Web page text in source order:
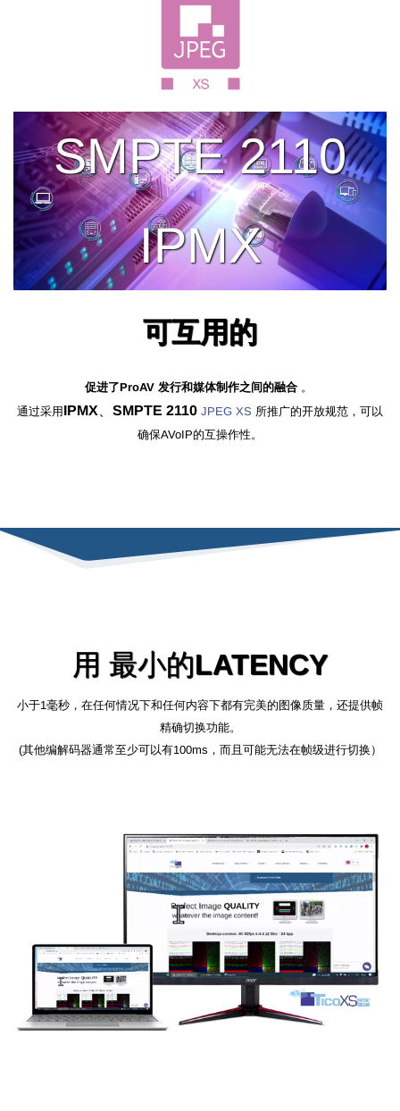
SMPTE 2110
IPMX
可互用的
促进了ProAV 发行和媒体制作之间的融合 。
通过采用 IPMX SMPTE 2110 JPEG XS 所推广的开放规范，可以
确保AVoIP的互操作性。
用 最小的LATENCY
小于1毫秒 ， 在任何情况下和任何内容下都有完美的图像质量 ，还提供帧
精确切换功能。
(其他编解码器通常至少可以有100ms，而且可能无法在帧级进行切换）